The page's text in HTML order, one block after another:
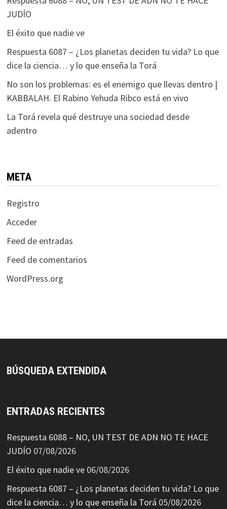
JUDÍO
El éxito que nadie ve
Respuesta 6087 – ¿Los planetas deciden tu vida? Lo que
dice la ciencia… y lo que enseña la Torá
No son los problemas: es el enemigo que llevas dentro |
KABBALAH. El Rabino Yehuda Ribco está en vivo
La Torá revela qué destruye una sociedad desde
adentro
META
Registro
Acceder
Feed de entradas
Feed de comentarios
WordPress.org
BÚSQUEDA EXTENDIDA
ENTRADAS RECIENTES
Respuesta 6088 – NO, UN TEST DE ADN NO TE HACE
JUDÍO 07/08/2026
El éxito que nadie ve 06/08/2026
Respuesta 6087 – ¿Los planetas deciden tu vida? Lo que
dice la ciencia… y lo que enseña la Torá 05/08/2026